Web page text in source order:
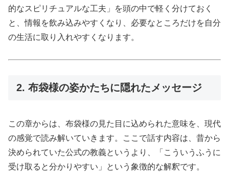
的なスピリチュアルな工夫」を頭の中で軽く分けておく
と、情報を飲み込みやすくなり、必要なところだけを自分
の生活に取り入れやすくなります。
2. 布袋様の姿かたちに隠れたメッセージ
この章からは、布袋様の見た目に込められた意味を、現代
の感覚で読み解いていきます。ここで話す内容は、昔から
決められていた公式の教義というより、「こういうふうに
受け取ると分かりやすい」という象徴的な解釈です。